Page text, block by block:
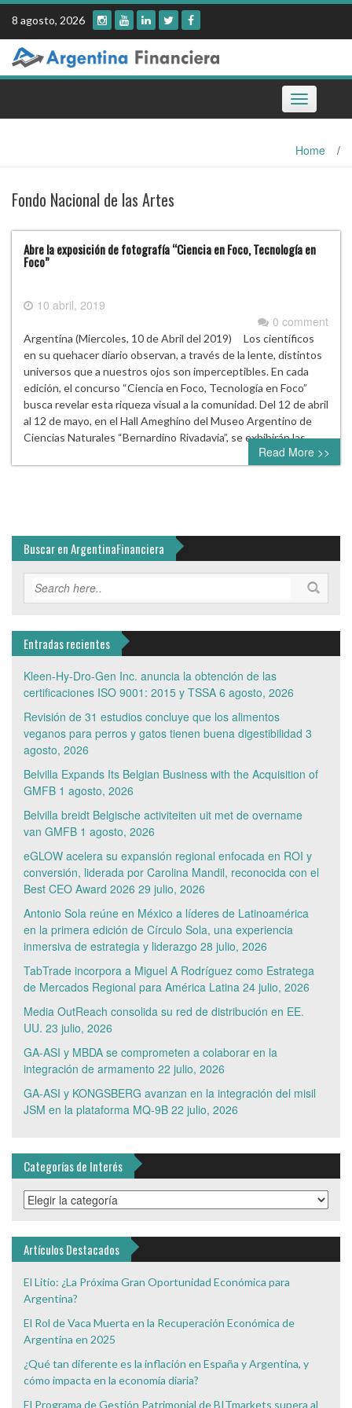
Skip
content
8 agosto, 2026
Toggle
navigation
Home /
Fondo Nacional de las Artes
Abre la exposición de fotografía “Ciencia en Foco, Tecnología en
Foco”
10 abril, 2019
0 comment
Argentina (Miercoles, 10 de Abril del 2019) Los científicos
en su quehacer diario observan, a través de la lente, distintos
universos que a nuestros ojos son imperceptibles. En cada
edición, el concurso “Ciencia en Foco, Tecnología en Foco”
busca revelar esta riqueza visual a la comunidad. Del 12 de abril
al 12 de mayo, en el Hall Ameghino del Museo Argentino de
Ciencias Naturales “Bernardino Rivadavia”, se exhibirán las…
Read More >>
Buscar en ArgentinaFinanciera
Entradas recientes
Kleen-Hy-Dro-Gen Inc. anuncia la obtención de las
certificaciones ISO 9001: 2015 y TSSA 6 agosto, 2026
Revisión de 31 estudios concluye que los alimentos
veganos para perros y gatos tienen buena digestibilidad 3
agosto, 2026
Belvilla Expands Its Belgian Business with the Acquisition of
GMFB 1 agosto, 2026
Belvilla breidt Belgische activiteiten uit met de overname
van GMFB 1 agosto, 2026
eGLOW acelera su expansión regional enfocada en ROI y
conversión, liderada por Carolina Mandil, reconocida con el
Best CEO Award 2026 29 julio, 2026
Antonio Sola reúne en México a líderes de Latinoamérica
en la primera edición de Círculo Sola, una experiencia
inmersiva de estrategia y liderazgo 28 julio, 2026
TabTrade incorpora a Miguel A Rodríguez como Estratega
de Mercados Regional para América Latina 24 julio, 2026
Media OutReach consolida su red de distribución en EE.
UU. 23 julio, 2026
GA-ASI y MBDA se comprometen a colaborar en la
integración de armamento 22 julio, 2026
GA-ASI y KONGSBERG avanzan en la integración del misil
JSM en la plataforma MQ-9B 22 julio, 2026
Categorías de Interés
Categorías
de
Artículos Destacados
El Litio: ¿La Próxima Gran Oportunidad Económica para
Argentina?
El Rol de Vaca Muerta en la Recuperación Económica de
Argentina en 2025
¿Qué tan diferente es la inflación en España y Argentina, y
cómo impacta en la economía diaria?
El Programa de Gestión Patrimonial de BITmarkets supera al